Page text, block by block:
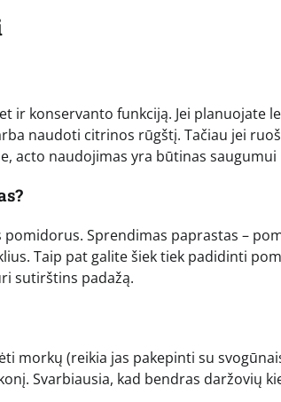
ir konservanto funkciją. Jei planuojate
naudoti citrinos rūgštį. Tačiau jei
acto naudojimas yra būtinas
Sprendimas paprastas –
Taip pat galite šiek tiek padidinti
sutirštins padažą.
morkų (reikia jas pakepinti su
Svarbiausia, kad bendras daržovių